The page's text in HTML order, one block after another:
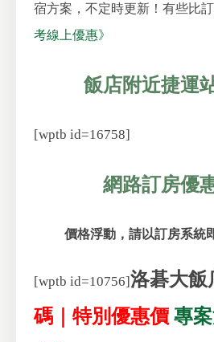
宿方案，不定時更新！有些比訂
考線上優惠》
飯店附近捷運
[wptb id=16758]
網路訂房優
價格浮動，請以訂房系統
[wptb id=10756]洛碁大飯
碼｜特別優惠價 專